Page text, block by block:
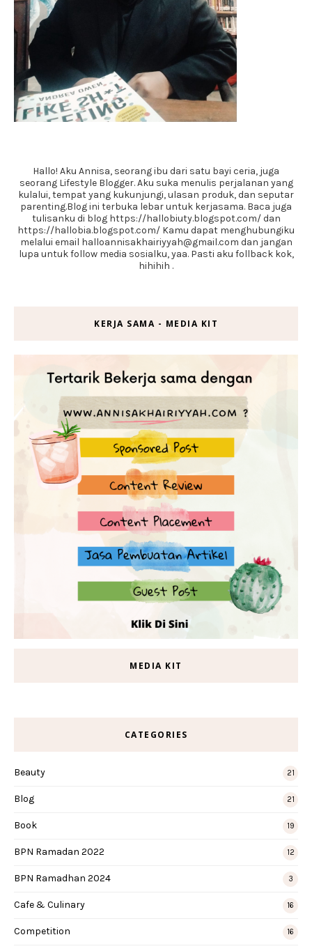
Hallo! Aku Annisa, seorang ibu dari satu bayi ceria, juga
seorang Lifestyle Blogger. Aku suka menulis perjalanan yang
kulalui, tempat yang kukunjungi, ulasan produk, dan seputar
parenting.Blog ini terbuka lebar untuk kerjasama. Baca juga
tulisanku di blog https://hallobiuty.blogspot.com/ dan
https://hallobia.blogspot.com/ Kamu dapat menghubungiku
melalui email halloannisakhairiyyah@gmail.com dan jangan
lupa untuk follow media sosialku, yaa. Pasti aku follback kok,
hihihih .
KERJA SAMA - MEDIA KIT
MEDIA KIT
CATEGORIES
Beauty 21
Blog 21
Book 19
BPN Ramadan 2022 12
BPN Ramadhan 2024 3
Cafe & Culinary 16
Competition 16